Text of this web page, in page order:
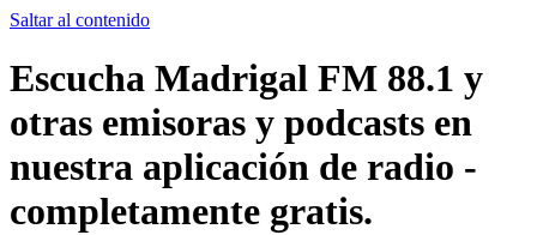
Saltar al contenido
Escucha Madrigal FM 88.1 y
otras emisoras y podcasts en
nuestra aplicación de radio -
completamente gratis.